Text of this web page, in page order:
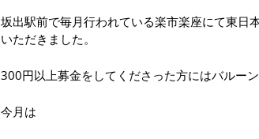
坂出駅前で毎月行われている楽市楽座にて東日
いただきました。
300円以上募金をしてくださった方にはバルー
今月は